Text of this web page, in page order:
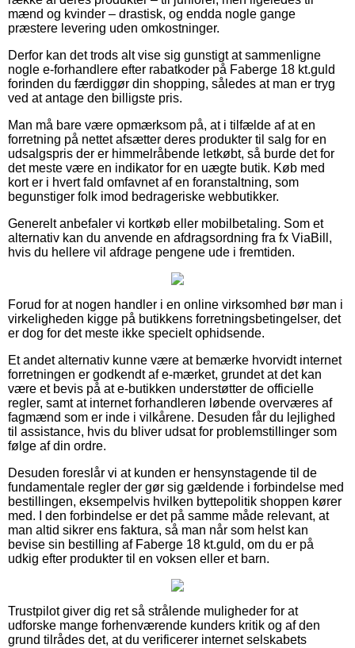
mænd og kvinder – drastisk, og endda nogle gange
præstere levering uden omkostninger.
Derfor kan det trods alt vise sig gunstigt at sammenligne
nogle e-forhandlere efter rabatkoder på Faberge 18 kt.guld
forinden du færdiggør din shopping, således at man er tryg
ved at antage den billigste pris.
Man må bare være opmærksom på, at i tilfælde af at en
forretning på nettet afsætter deres produkter til salg for en
udsalgspris der er himmelråbende letkøbt, så burde det for
det meste være en indikator for en uægte butik. Køb med
kort er i hvert fald omfavnet af en foranstaltning, som
begunstiger folk imod bedrageriske webbutikker.
Generelt anbefaler vi kortkøb eller mobilbetaling. Som et
alternativ kan du anvende en afdragsordning fra fx ViaBill,
hvis du hellere vil afdrage pengene ude i fremtiden.
Forud for at nogen handler i en online virksomhed bør man i
virkeligheden kigge på butikkens forretningsbetingelser, det
er dog for det meste ikke specielt ophidsende.
Et andet alternativ kunne være at bemærke hvorvidt internet
forretningen er godkendt af e-mærket, grundet at det kan
være et bevis på at e-butikken understøtter de officielle
regler, samt at internet forhandleren løbende overværes af
fagmænd som er inde i vilkårene. Desuden får du lejlighed
til assistance, hvis du bliver udsat for problemstillinger som
følge af din ordre.
Desuden foreslår vi at kunden er hensynstagende til de
fundamentale regler der gør sig gældende i forbindelse med
bestillingen, eksempelvis hvilken byttepolitik shoppen kører
med. I den forbindelse er det på samme måde relevant, at
man altid sikrer ens faktura, så man når som helst kan
bevise sin bestilling af Faberge 18 kt.guld, om du er på
udkig efter produkter til en voksen eller et barn.
Trustpilot giver dig ret så strålende muligheder for at
udforske mange forhenværende kunders kritik og af den
grund tilrådes det, at du verificerer internet selskabets